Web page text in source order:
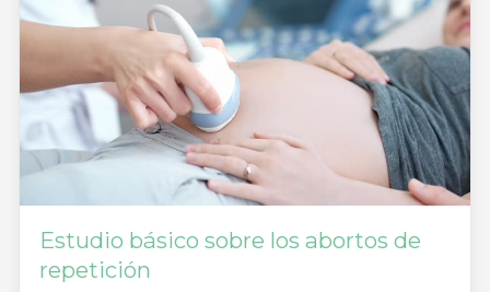
Estudio básico sobre los abortos de
repetición